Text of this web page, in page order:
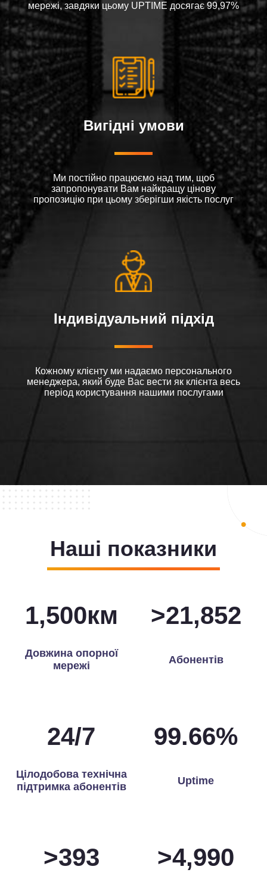
мережі, завдяки цьому UPTIME досягає 99,97%
Вигідні умови
Ми постійно працюємо над тим, щоб
запропонувати Вам найкращу цінову
пропозицію при цьому зберігши якість послуг
Індивідуальний підхід
Кожному клієнту ми надаємо персонального
менеджера, який буде Вас вести як клієнта весь
період користування нашими послугами
Наші показники
1,500км
Довжина опорної
мережі
>21,960
Абонентів
24/7
Цілодобова технічна
підтримка абонентів
99.97%
Uptime
>398 >5,000